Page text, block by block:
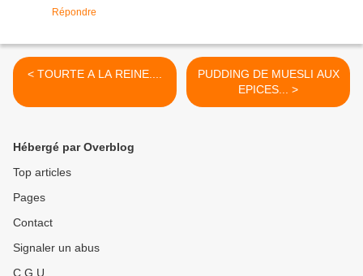
Répondre
< TOURTE A LA REINE....
PUDDING DE MUESLI AUX
EPICES... >
Hébergé par Overblog
Top articles
Pages
Contact
Signaler un abus
C.G.U.